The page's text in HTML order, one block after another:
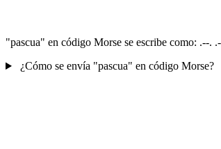
"pascua" en código Morse se escribe como: .--.
¿Cómo se envía "pascua" en código Morse?